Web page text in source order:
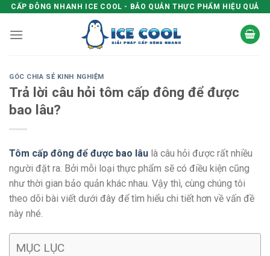
Skip
content
CẤP ĐÔNG NHANH ICE COOL - BẢO QUẢN THỰC PHẨM HIỆU QUẢ
GÓC CHIA SẺ KINH NGHIỆM
Trả lời câu hỏi tôm cấp đông để được
bao lâu?
Tôm cấp đông để được bao lâu là câu hỏi được rất nhiều
người đặt ra. Bởi mỗi loại thực phẩm sẽ có điều kiện cũng
như thời gian bảo quản khác nhau. Vậy thì, cùng chúng tôi
theo dõi bài viết dưới đây để tìm hiểu chi tiết hơn về vấn đề
này nhé.
MỤC LỤC